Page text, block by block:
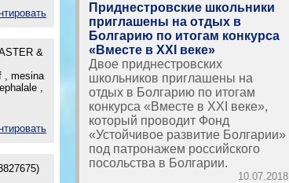
&
, mesina
,
Приднестровские школьники
приглашены на отдых в
Болгарию по итогам конкурса
«Вместе в XXI веке»
Двое приднестровских
школьников приглашены на
отдых в Болгарию по итогам
конкурса «Вместе в XXI веке»,
который проводит Фонд
«Устойчивое развитие Болгарии»
под патронажем российского
посольства в Болгарии.
10.07.2018